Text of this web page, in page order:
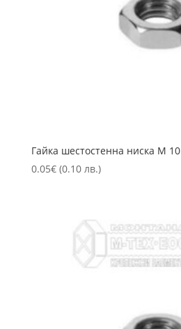
Гайка шестостенна ниска М 10
0.05€ (0.10 лв.)